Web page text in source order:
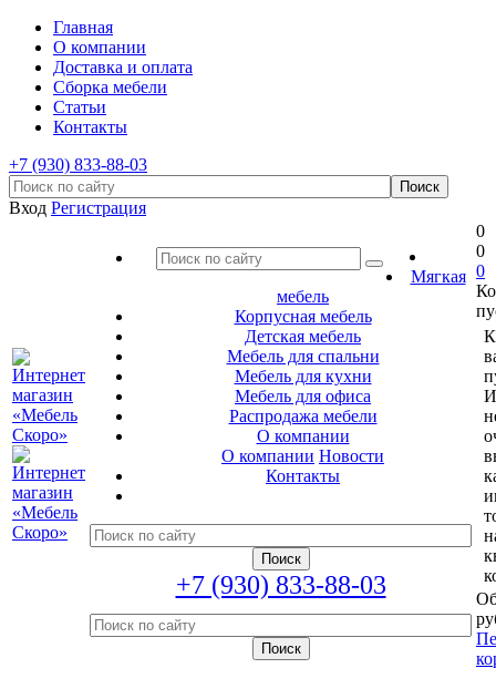
Главная
О компании
Доставка и оплата
Сборка мебели
Статьи
Контакты
+7 (930) 833-88-03
Вход Регистрация
Мягкая
мебель
Корпусная мебель
Детская мебель
Мебель для спальни
Мебель для кухни
Мебель для офиса
Распродажа мебели
О компании
О компании Новости
Контакты
+7 (930) 833-88-03
0
0
0